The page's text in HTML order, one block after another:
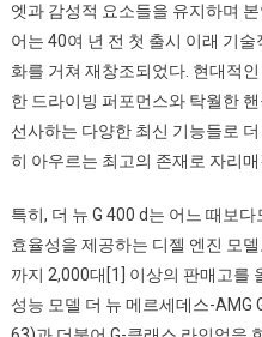
엣과 감성적 요소들을 유지하며
어는 40여 년 전 첫 출시 이래 기
화를 거쳐 재창조되었다. 현대적
한 드라이빙 퍼포먼스와 탁월한
선사하는 다양한 최신 기능들로
히 아우르는 최고의 존재로 자리매
특히, 더 뉴 G 400 d는 어느 때보
효율성을 제공하는 디젤 엔진 모
까지 2,000대[1] 이상의 판매고를
성능 모델 더 뉴 메르세데스-AMG